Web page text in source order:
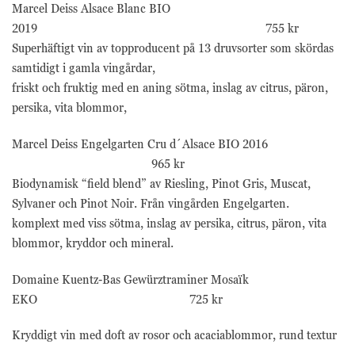
Marcel Deiss Alsace Blanc BIO
2019 755 kr
Superhäftigt vin av topproducent på 13 druvsorter som skördas
samtidigt i gamla vingårdar,
friskt och fruktig med en aning sötma, inslag av citrus, päron,
persika, vita blommor,
Marcel Deiss Engelgarten Cru d´Alsace BIO 2016
965 kr
Biodynamisk “field blend” av Riesling, Pinot Gris, Muscat,
Sylvaner och Pinot Noir. Från vingården Engelgarten.
komplext med viss sötma, inslag av persika, citrus, päron, vita
blommor, kryddor och mineral.
Domaine Kuentz-Bas Gewürztraminer Mosaïk
EKO 725 kr
Kryddigt vin med doft av rosor och acaciablommor, rund textur